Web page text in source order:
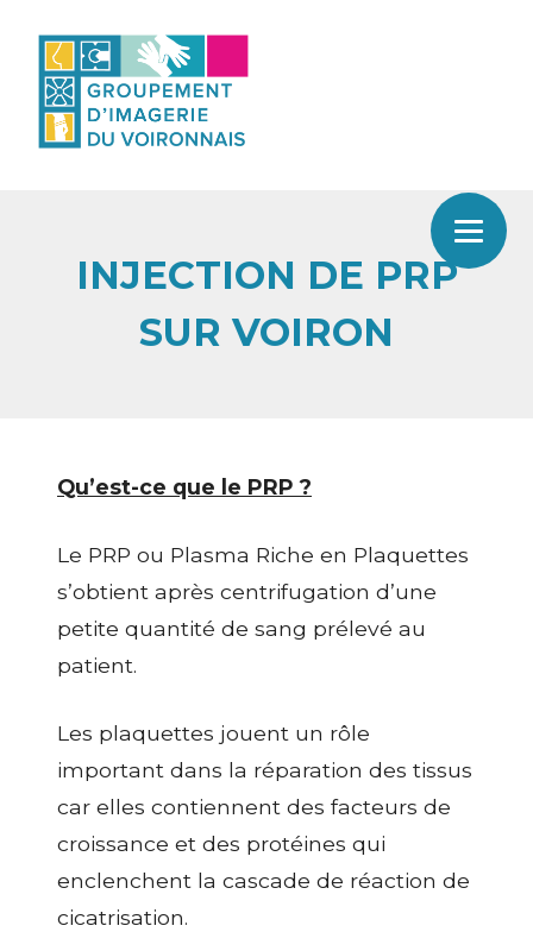
content
INJECTION DE PRP
SUR VOIRON
Qu’est-ce que le PRP ?
Le PRP ou Plasma Riche en Plaquettes
s’obtient après centrifugation d’une
petite quantité de sang prélevé au
patient.
Les plaquettes jouent un rôle
important dans la réparation des tissus
car elles contiennent des facteurs de
croissance et des protéines qui
enclenchent la cascade de réaction de
cicatrisation.